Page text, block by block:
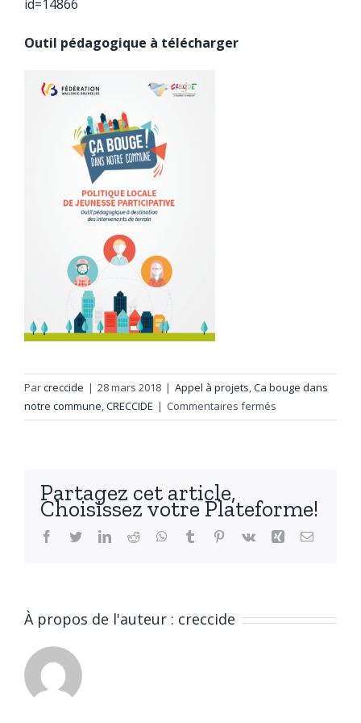
id=14866
Outil pédagogique à télécharger
Parcreccide | 28 mars 2018 | Appel à projets,Ca bouge dans
notre commune,CRECCIDE | Commentaires fermés
«
jeunesse
participative
»
Partagez cet article,
Choisissez votre Plateforme!
Facebook
TwitterLinkedIn
Reddit WhatsApp
Tumblr Pinterest
Vk Xing Email
À propos de l'auteur : creccide